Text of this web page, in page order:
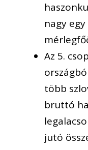
nagy
Az 5.
több
bruttó
jutó